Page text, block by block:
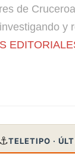
de
⚓TELETIPO ·